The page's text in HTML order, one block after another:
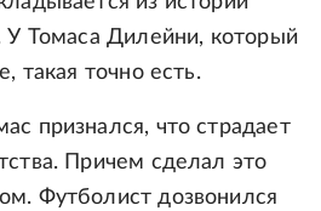
У Томаса Дилейни, который
такая точно есть.
признался, что страдает
Причем сделал это
Футболист дозвонился